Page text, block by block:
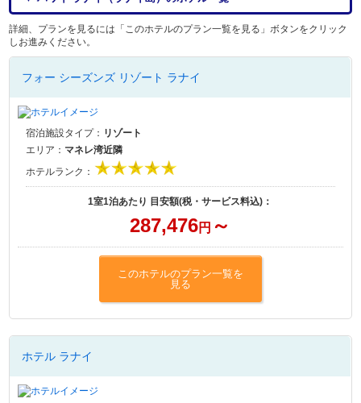
詳細、プランを見るには「このホテルのプラン一覧を見る」ボタンをクリック
しお進みください。
フォー シーズンズ リゾート ラナイ
宿泊施設タイプ： リゾート
エリア： マネレ湾近隣
ホテルランク：
1室1泊あたり 目安額(税・サービス料込)：
287,476円 ～
このホテルのプラン一覧を
見る
ホテル ラナイ